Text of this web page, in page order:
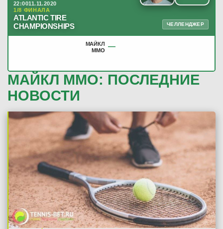
22:0011.11.2020
1/8 ФИНАЛА
ATLANTIC TIRE
CHAMPIONSHIPS
ЧЕЛЛЕНДЖЕР
МАЙКЛ
ММО —
МАЙКЛ ММО: ПОСЛЕДНИЕ
НОВОСТИ